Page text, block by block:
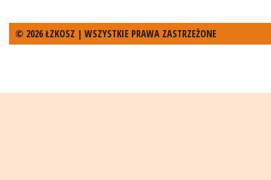
© 2026 ŁZKOSZ | WSZYSTKIE PRAWA ZASTRZEŻONE